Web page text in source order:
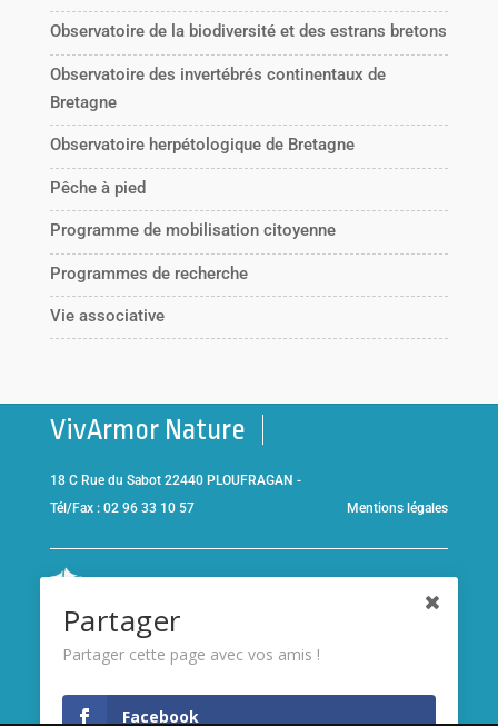
Observatoire de la biodiversité et des estrans bretons
Observatoire des invertébrés continentaux de
Bretagne
Observatoire herpétologique de Bretagne
Pêche à pied
Programme de mobilisation citoyenne
Programmes de recherche
Vie associative
VivArmor Nature
18 C Rue du Sabot 22440 PLOUFRAGAN -
Tél/Fax : 02 96 33 10 57
Mentions légales
Brieucet adhérent de l’association
France Nature
Partager
Partager cette page avec vos amis !
Facebook